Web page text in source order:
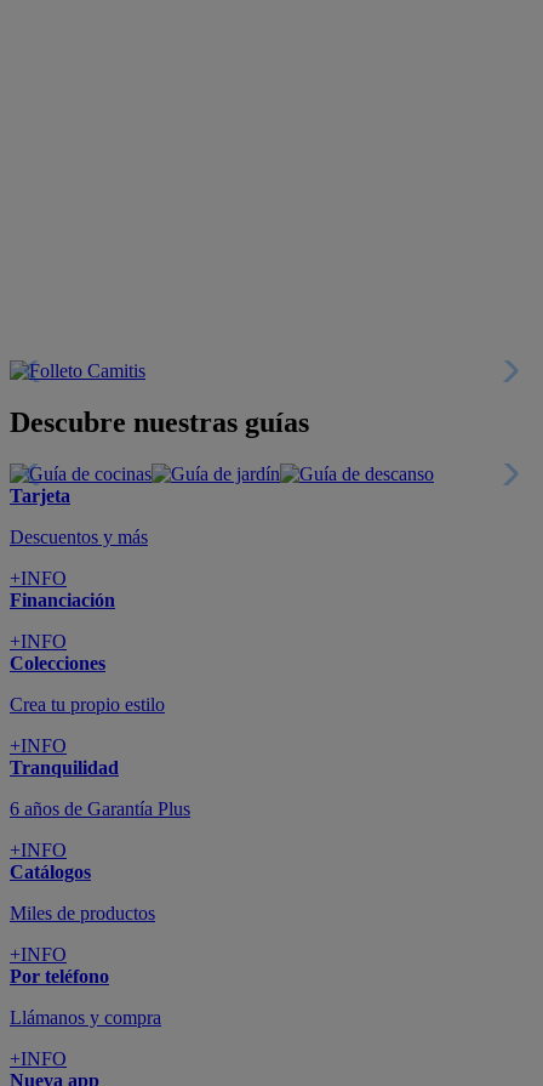
Descubre nuestras guías
Tarjeta
Descuentos y más
+INFO
Financiación
+INFO
Colecciones
Crea tu propio estilo
+INFO
Tranquilidad
6 años de Garantía Plus
+INFO
Catálogos
Miles de productos
+INFO
Por teléfono
Llámanos y compra
+INFO
Nueva app